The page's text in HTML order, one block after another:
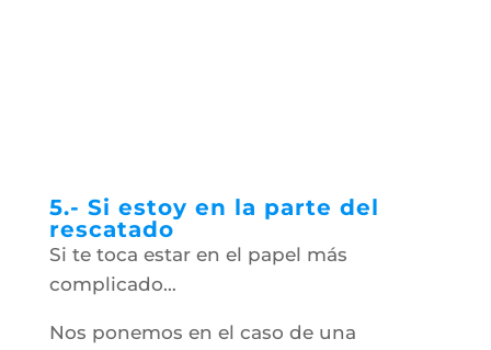
5.- Si estoy en la parte del
rescatado
Si te toca estar en el papel más
complicado…
Nos ponemos en el caso de una